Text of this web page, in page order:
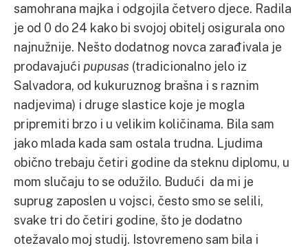
samohrana majka i odgojila četvero djece. Radila
je od 0 do 24 kako bi svojoj obitelj osigurala ono
najnužnije. Nešto dodatnog novca zarađivala je
prodavajući pupusas (tradicionalno jelo iz
Salvadora, od kukuruznog brašna i s raznim
nadjevima) i druge slastice koje je mogla
pripremiti brzo i u velikim količinama. Bila sam
jako mlada kada sam ostala trudna. Ljudima
obično trebaju četiri godine da steknu diplomu, u
mom slučaju to se odužilo. Budući da mi je
suprug zaposlen u vojsci, često smo se selili,
svake tri do četiri godine, što je dodatno
otežavalo moj studij. Istovremeno sam bila i